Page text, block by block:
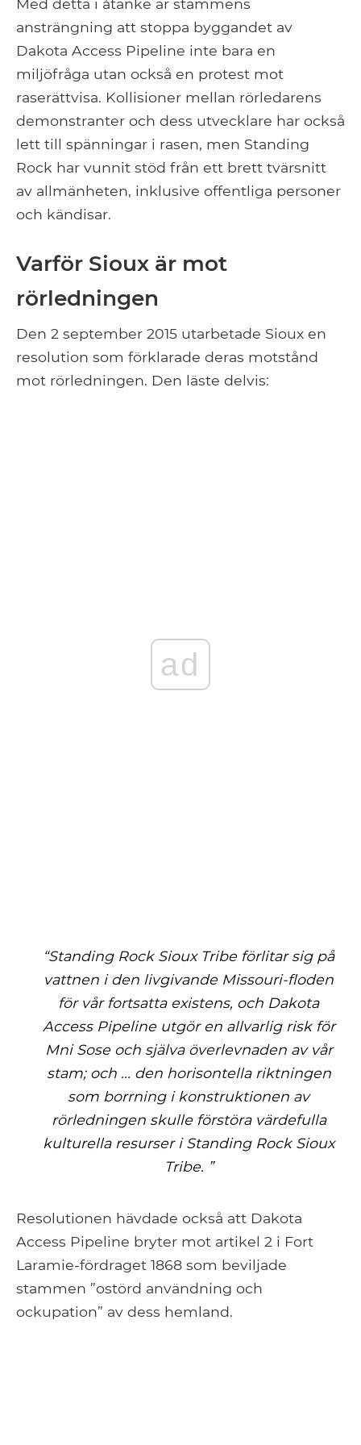
Med detta i åtanke är stammens
ansträngning att stoppa byggandet av
Dakota Access Pipeline inte bara en
miljöfråga utan också en protest mot
raserättvisa. Kollisioner mellan rörledarens
demonstranter och dess utvecklare har också
lett till spänningar i rasen, men Standing
Rock har vunnit stöd från ett brett tvärsnitt
av allmänheten, inklusive offentliga personer
och kändisar.
Varför Sioux är mot
rörledningen
Den 2 september 2015 utarbetade Sioux en
resolution som förklarade deras motstånd
mot rörledningen. Den läste delvis:
ad
“Standing Rock Sioux Tribe förlitar sig på
vattnen i den livgivande Missouri-floden
för vår fortsatta existens, och Dakota
Access Pipeline utgör en allvarlig risk för
Mni Sose och själva överlevnaden av vår
stam; och ... den horisontella riktningen
som borrning i konstruktionen av
rörledningen skulle förstöra värdefulla
kulturella resurser i Standing Rock Sioux
Tribe. ”
Resolutionen hävdade också att Dakota
Access Pipeline bryter mot artikel 2 i Fort
Laramie-fördraget 1868 som beviljade
stammen ”ostörd användning och
ockupation” av dess hemland.